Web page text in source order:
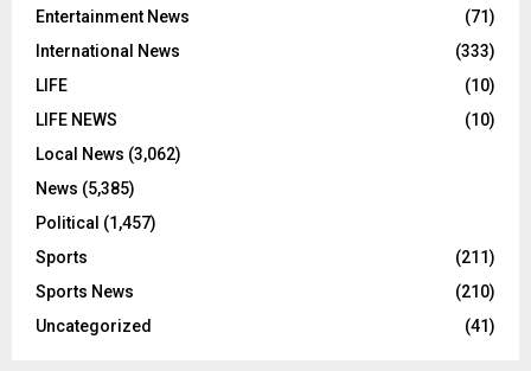
Entertainment News
(71)
International News
(333)
LIFE
(10)
LIFE NEWS
(10)
Local News (3,062)
News (5,385)
Political (1,457)
Sports
(211)
Sports News
(210)
Uncategorized
(41)